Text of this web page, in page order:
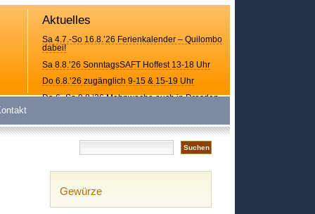
Aktuelles
Sa 4.7.-So 16.8.’26 Ferienkalender – Quilombo
dabei!
Sa 8.8.’26 SonntagsSAFT Hoffest 13-18 Uhr
Do 6.8.’26 zugänglich 9-15 & 15-19 Uhr
Do 6.-So 9.8.’26 Mahnwache auch in Dresden
Gewürze